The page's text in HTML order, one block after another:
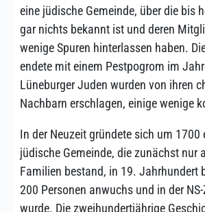
eine jüdische Gemeinde, über die bis
gar nichts bekannt ist und deren
wenige Spuren hinterlassen haben.
endete mit einem Pestpogrom im
Lüneburger Juden wurden von ihren
Nachbarn erschlagen, einige wenige
In der Neuzeit gründete sich um 1700
jüdische Gemeinde, die zunächst nur
Familien bestand, in 19. Jahrhundert
200 Personen anwuchs und in der
wurde. Die zweihundertjährige